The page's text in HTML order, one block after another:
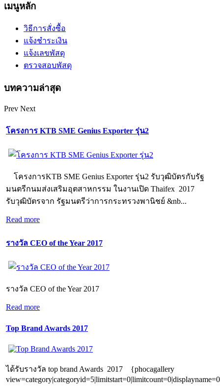
เมนูหลัก
วิธีการสั่งซื้อ
แจ้งชำระเงิน
แจ้งเลขพัสดุ
ตรวจสอบพัสดุ
บทความล่าสุด
Prev Next
โครงการ KTB SME Genius Exporter รุ่น2
โครงการKTB SME Genius Exporter รุ่น2 รับวุฒิบัตรกับรัฐ
มนตรีกนมส่งเสริมอุตสาหกรรม ในงานเปิด Thaifex 2017
รับวุฒิบัตรจาก รัฐมนตรีว่าการกระทรวงพานิชย์ &nb...
Read more
รางวัล CEO of the Year 2017
รางวัล CEO of the Year 2017
Read more
Top Brand Awards 2017
ได้รับรางวัล top brand Awards 2017 {phocagallery